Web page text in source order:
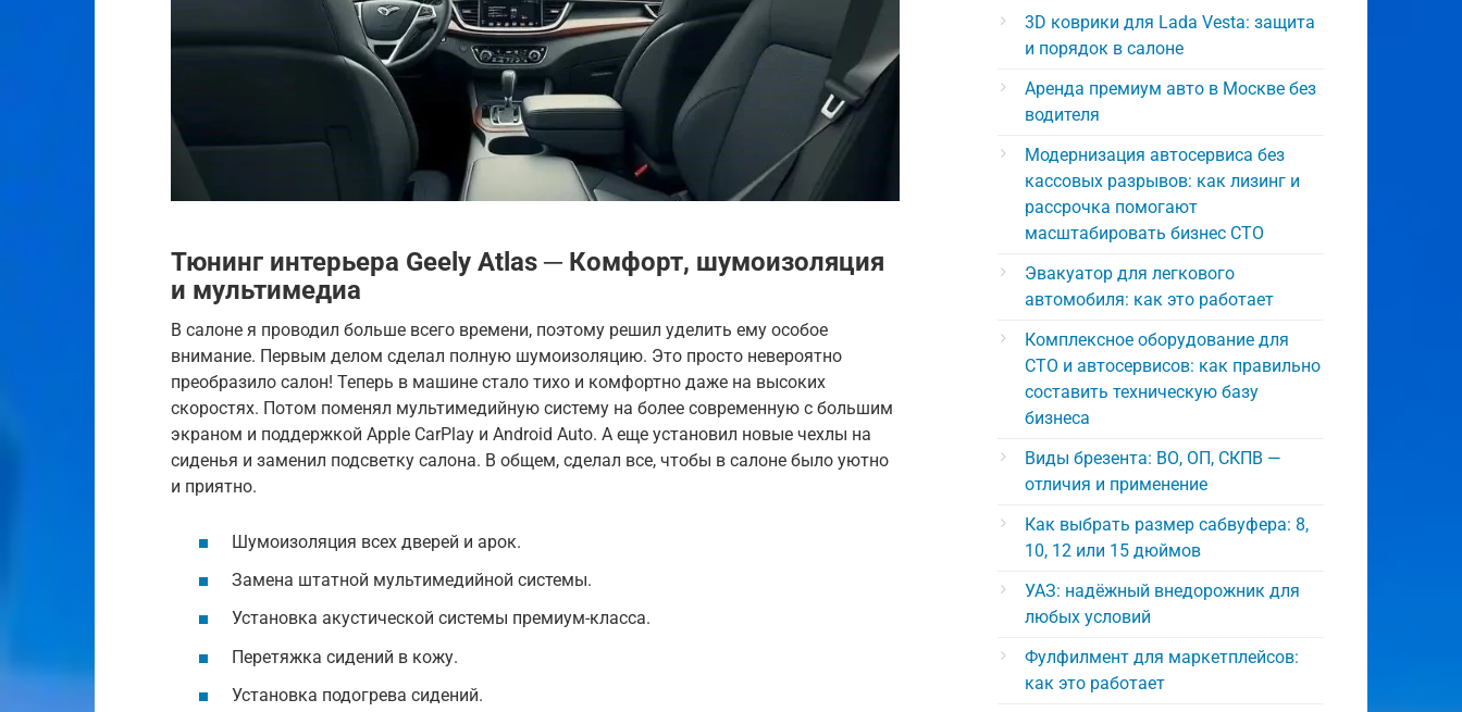
Тюнинг интерьера Geely Atlas ─ Комфорт, шумоизоляция
и мультимедиа
В салоне я проводил больше всего времени, поэтому решил уделить ему особое
внимание. Первым делом сделал полную шумоизоляцию. Это просто невероятно
преобразило салон! Теперь в машине стало тихо и комфортно даже на высоких
скоростях. Потом поменял мультимедийную систему на более современную с большим
экраном и поддержкой Apple CarPlay и Android Auto. А еще установил новые чехлы на
сиденья и заменил подсветку салона. В общем, сделал все, чтобы в салоне было уютно
и приятно.
Шумоизоляция всех дверей и арок.
Замена штатной мультимедийной системы.
Установка акустической системы премиум-класса.
Перетяжка сидений в кожу.
Установка подогрева сидений.
3D коврики для Lada Vesta: защита
и порядок в салоне
Аренда премиум авто в Москве без
водителя
Модернизация автосервиса без
кассовых разрывов: как лизинг и
рассрочка помогают
масштабировать бизнес СТО
Эвакуатор для легкового
автомобиля: как это работает
Комплексное оборудование для
СТО и автосервисов: как правильно
составить техническую базу
бизнеса
Виды брезента: ВО, ОП, СКПВ —
отличия и применение
Как выбрать размер сабвуфера: 8,
10, 12 или 15 дюймов
УАЗ: надёжный внедорожник для
любых условий
Фулфилмент для маркетплейсов:
как это работает